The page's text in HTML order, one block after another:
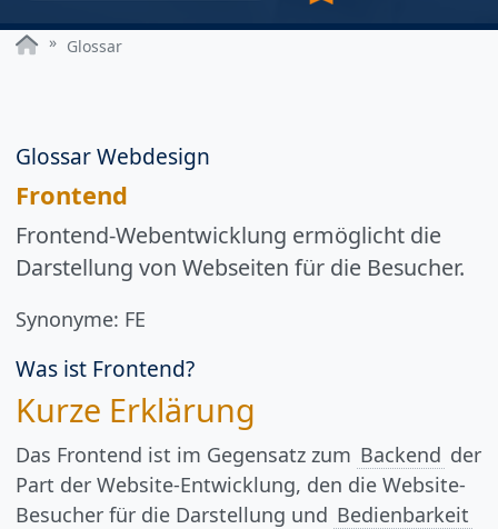
Glossar
Glossar Webdesign
Frontend
Frontend-Webentwicklung ermöglicht die
Darstellung von Webseiten für die Besucher.
Synonyme: FE
Was ist Frontend?
Kurze Erklärung
Das Frontend ist im Gegensatz zum Backend der
Part der Website-Entwicklung, den die Website-
Besucher für die Darstellung und Bedienbarkeit